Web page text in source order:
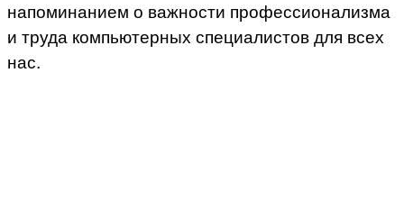
напоминанием о важности профессионализма
и труда компьютерных специалистов для всех
нас.